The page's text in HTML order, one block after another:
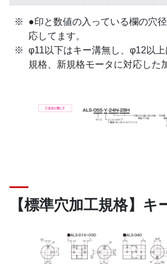
●印と数値の入っている欄の穴
応してます。
φ11以下はキー溝無し、φ12以
規格、新規格モータに対応した
【標準穴加工規格】キ